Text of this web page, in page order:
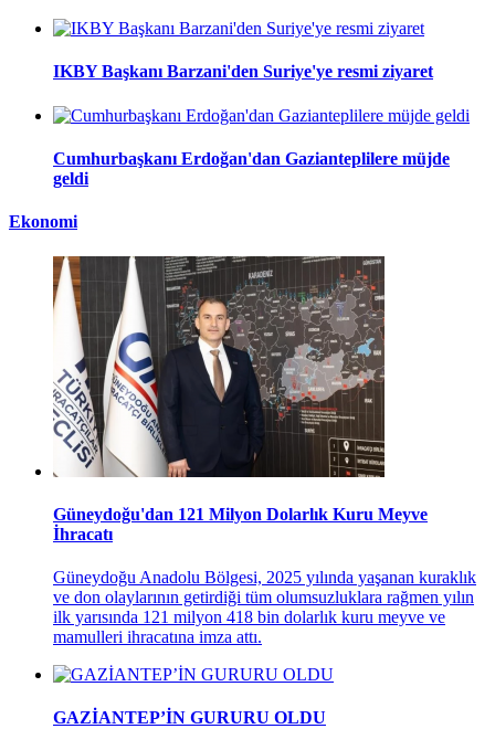
IKBY Başkanı Barzani'den Suriye'ye resmi ziyaret
Cumhurbaşkanı Erdoğan'dan Gazianteplilere müjde
geldi
Ekonomi
Güneydoğu'dan 121 Milyon Dolarlık Kuru Meyve
İhracatı
Güneydoğu Anadolu Bölgesi, 2025 yılında yaşanan kuraklık
ve don olaylarının getirdiği tüm olumsuzluklara rağmen yılın
ilk yarısında 121 milyon 418 bin dolarlık kuru meyve ve
mamulleri ihracatına imza attı.
GAZİANTEP’İN GURURU OLDU